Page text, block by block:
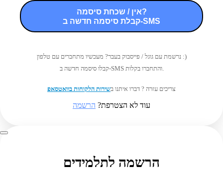
אין / שכחת סיסמה?
קבלת סיסמה חדשה ב-SMS
נרשמת עם גוגל / פייסבוק בעבר? מעכשיו מתחברים עם טלפון :)
קבלו סיסמה חדשה ב-SMS והתחברו בקלות.
צריכים עזרה ? דברו איתנו בשירות הלקוחות בוואטסאפ
עוד לא הצטרפת? הרשמה
הרשמה לתלמידים